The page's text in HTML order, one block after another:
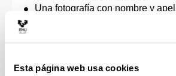
Esta página web usa cookies
Una fotografía con nombre y
reducción o exención de los